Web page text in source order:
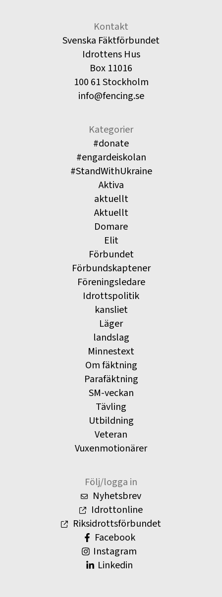
Kontakt
Svenska Fäktförbundet
Idrottens Hus
Box 11016
100 61 Stockholm
info@fencing.se
Kategorier
#donate
#engardeiskolan
#StandWithUkraine
Aktiva
aktuellt
Aktuellt
Domare
Elit
Förbundet
Förbundskaptener
Föreningsledare
Idrottspolitik
kansliet
Läger
landslag
Minnestext
Om fäktning
Parafäktning
SM-veckan
Tävling
Utbildning
Veteran
Vuxenmotionärer
Följ/logga in
Nyhetsbrev
Idrottonline
Riksidrottsförbundet
Facebook
Instagram
Linkedin